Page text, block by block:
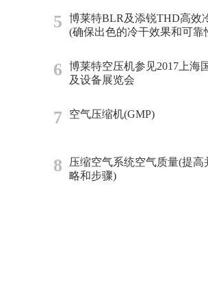
5
博莱特BLR及添锐THD高效
(确保出色的冷干效果和可靠
6
博莱特空压机参见2017上海
及设备展览会
7 空气压缩机(GMP)
8
压缩空气系统空气质量(提高
略和步骤)